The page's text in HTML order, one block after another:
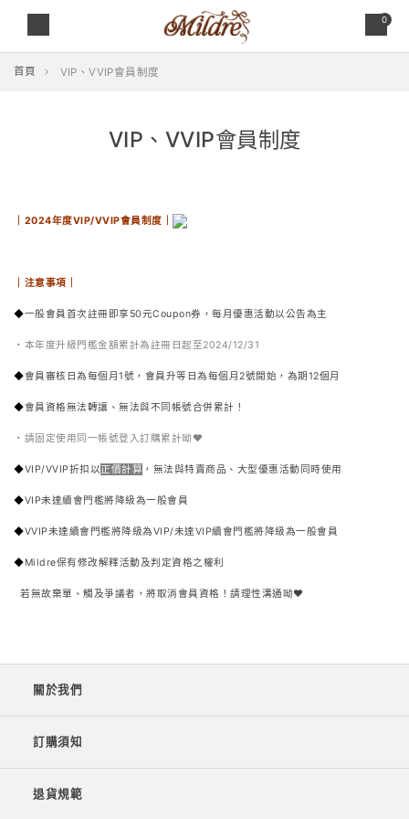
0
首頁 VIP、VVIP會員制度
VIP、VVIP會員制度
｜2024年度VIP/VVIP會員制度｜
｜注意事項｜
◆一般會員首次註冊即享50元Coupon券，每月優惠活動以公告為主
・本年度升級門檻金額累計為註冊日起至2024/12/31
◆會員審核日為每個月1號，會員升等日為每個月2號開始，為期12個月
◆會員資格無法轉讓、無法與不同帳號合併累計！
・ 請固定使用同一帳號登入訂購累計呦♥︎
◆VIP/VVIP折扣以正價計算 ，無法與特賣商品、大型優惠活動同時使用
◆VIP未達續會門檻將降級為一般會員
◆VVIP未達續會門檻將降級為VIP/未達VIP續會門檻將降級為一般會員
◆Mildre保有修改解釋活動及判定資格之權利
若無故棄單、觸及爭議者，將取消會員資格！請理性溝通呦♥︎
關於我們
訂購須知
退貨規範